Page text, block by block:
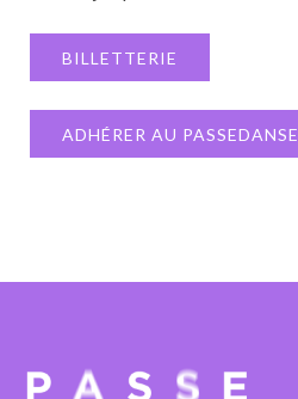
BILLETTERIE
ADHÉRER AU PASSEDANSE